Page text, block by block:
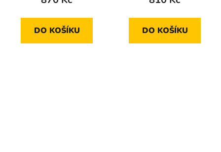
DO KOŠÍKU DO KOŠÍKU